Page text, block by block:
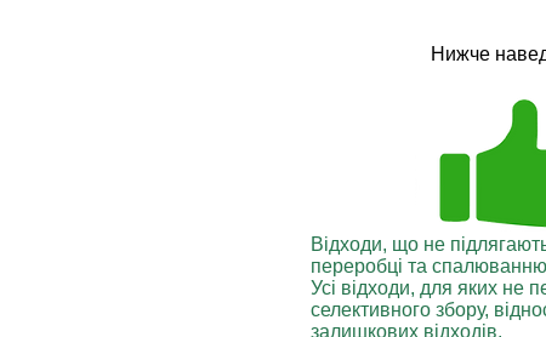
Нижче
Відходи, що не
переробці та спалюванню
Усі відходи, для яких не
селективного збору,
залишкових відходів.